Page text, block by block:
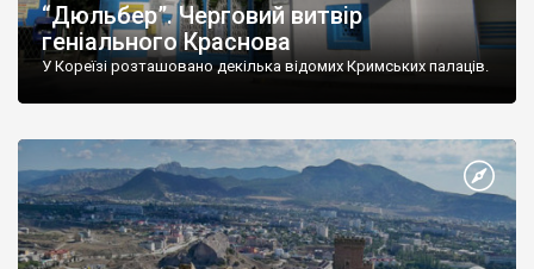
“Дюльбер”. Черговий витвір
геніального Краснова
У Кореїзі розташовано декілька відомих Кримських палаців.